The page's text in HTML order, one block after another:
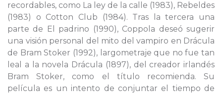
recordables, como La ley de la calle (1983), Rebeldes
(1983) o Cotton Club (1984). Tras la tercera una
parte de El padrino (1990), Coppola deseó sugerir
una visión personal del mito del vampiro en Drácula
de Bram Stoker (1992), largometraje que no fue tan
leal a la novela Drácula (1897), del creador irlandés
Bram Stoker, como el título recomienda. Su
película es un intento de conjuntar el tiempo de